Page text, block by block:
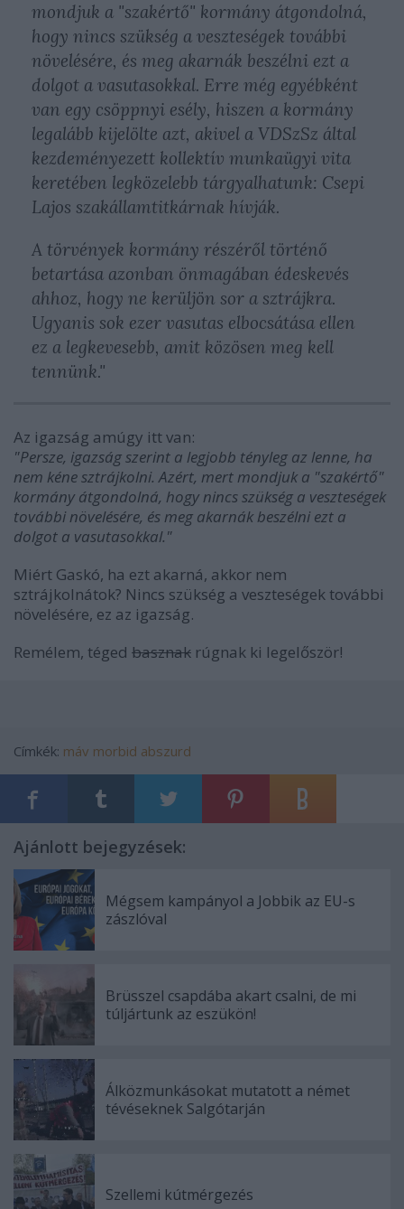
mondjuk a "szakértő" kormány átgondolná,
hogy nincs szükség a veszteségek további
növelésére, és meg akarnák beszélni ezt a
dolgot a vasutasokkal. Erre még egyébként
van egy csöppnyi esély, hiszen a kormány
legalább kijelölte azt, akivel a VDSzSz által
kezdeményezett kollektív munkaügyi vita
keretében legközelebb tárgyalhatunk: Csepi
Lajos szakállamtitkárnak hívják.
A törvények kormány részéről történő
betartása azonban önmagában édeskevés
ahhoz, hogy ne kerüljön sor a sztrájkra.
Ugyanis sok ezer vasutas elbocsátása ellen
ez a legkevesebb, amit közösen meg kell
tennünk."
Az igazság amúgy itt van:
"Persze, igazság szerint a legjobb tényleg az lenne, ha
nem kéne sztrájkolni. Azért, mert mondjuk a "szakértő"
kormány átgondolná, hogy nincs szükség a veszteségek
további növelésére, és meg akarnák beszélni ezt a
dolgot a vasutasokkal."
Miért Gaskó, ha ezt akarná, akkor nem
sztrájkolnátok? Nincs szükség a veszteségek további
növelésére, ez az igazság.
Remélem, téged basznak rúgnak ki legelőször!
Címkék: máv morbid abszurd
Ajánlott bejegyzések:
Mégsem kampányol a Jobbik az EU-s
zászlóval
Brüsszel csapdába akart csalni, de mi
túljártunk az eszükön!
Álközmunkásokat mutatott a német
tévéseknek Salgótarján
Szellemi kútmérgezés